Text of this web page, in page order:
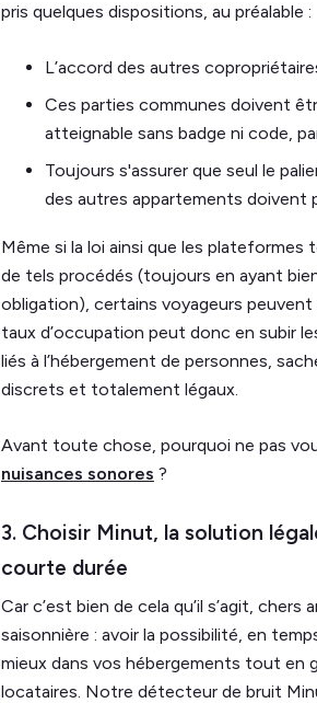
pris quelques dispositions, au préalable :
L’accord des autres
Ces parties communes doivent
atteignable sans badge ni code,
Toujours s'assurer que seul le
des autres appartements doivent
Même si la loi ainsi que les plateformes
de tels procédés (toujours en ayant
obligation), certains voyageurs peuvent
taux d’occupation peut donc en subir
liés à l’hébergement de personnes,
discrets et totalement légaux.
Avant toute chose, pourquoi ne pas
nuisances sonores ?
3. Choisir Minut, la solution
courte durée
Car c’est bien de cela qu’il s’agit,
saisonnière : avoir la possibilité, en
mieux dans vos hébergements tout en
locataires. Notre détecteur de bruit